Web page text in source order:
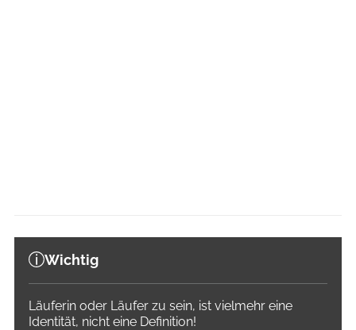
Wichtig
Läuferin oder Läufer zu sein, ist vielmehr eine
Identität, nicht eine Definition!